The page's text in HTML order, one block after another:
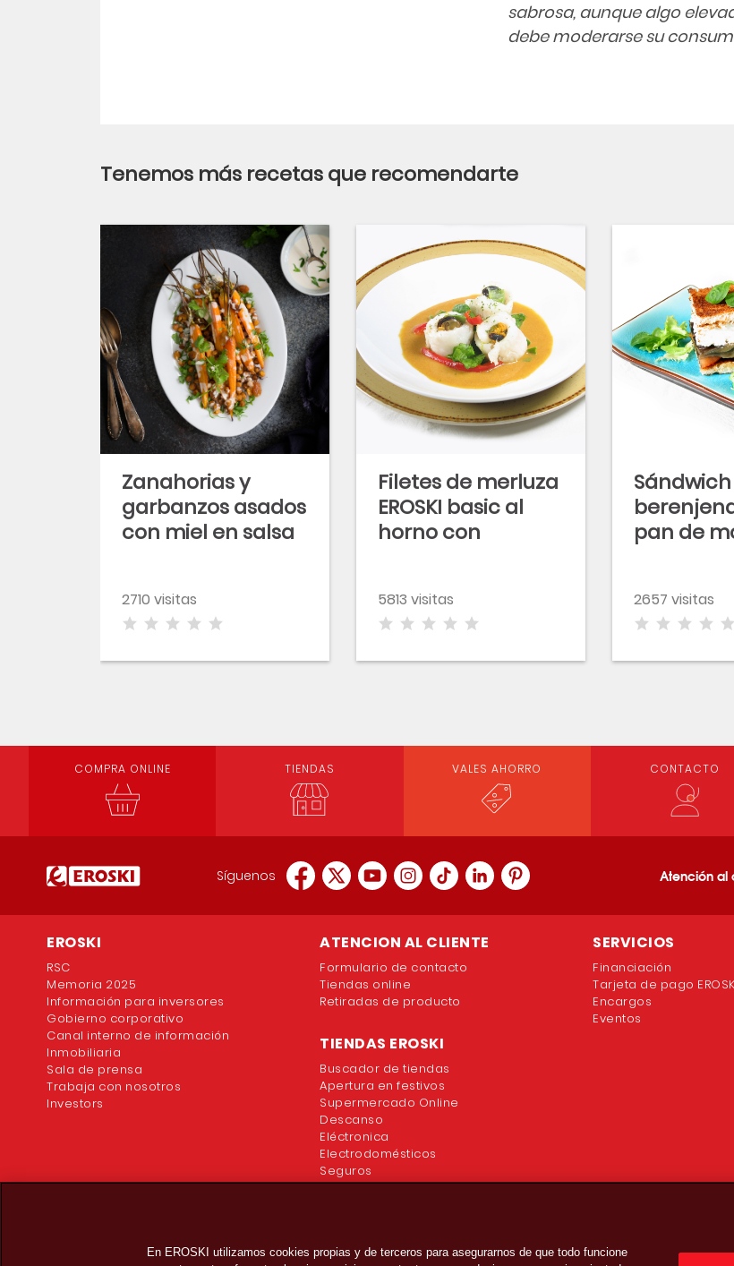
sabrosa, aunque algo
debe moderarse su
Tenemos más recetas que recomendarte
Zanahorias y
garbanzos asados
con miel en salsa
2710 visitas
Filetes de merluza
EROSKI basic al
horno con
5813 visitas
pan de
2657 visitas
COMPRA ONLINE TIENDAS VALES AHORRO CONTACTO
Síguenos Atención al
EROSKI
RSC
Memoria 2025
Información para inversores
Gobierno corporativo
Canal interno de información
Inmobiliaria
Sala de prensa
Trabaja con nosotros
Investors
ATENCION AL CLIENTE
Formulario de contacto
Tiendas online
Retiradas de producto
TIENDAS EROSKI
Buscador de tiendas
Apertura en festivos
Supermercado Online
Descanso
Eléctronica
Electrodomésticos
Seguros
SERVICIOS
Financiación
Tarjeta de pago
Encargos
Eventos
En EROSKI utilizamos cookies propias y de terceros para asegurarnos de que todo funcione